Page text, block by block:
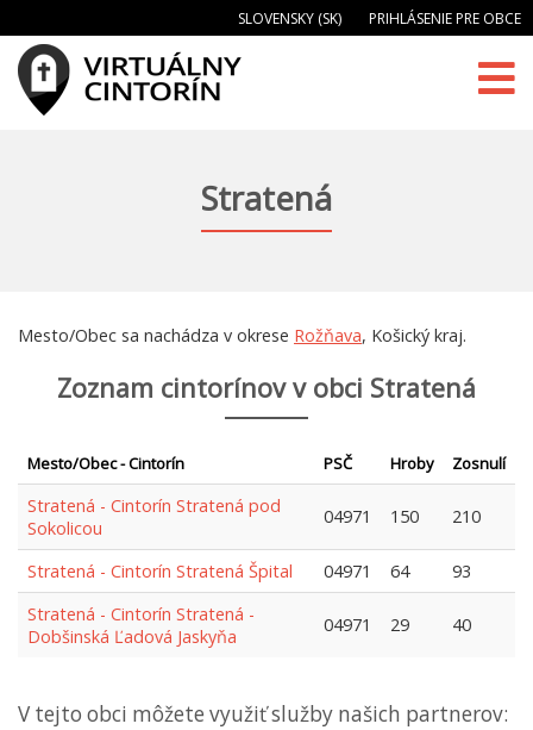
SLOVENSKY (SK) PRIHLÁSENIE PRE OBCE
Stratená
Mesto/Obec sa nachádza v okrese Rožňava, Košický kraj.
Zoznam cintorínov v obci Stratená
Mesto/Obec - Cintorín PSČ Hroby Zosnulí
Stratená - Cintorín Stratená pod
Sokolicou
04971 150 210
Stratená - Cintorín Stratená Špital 04971 64
93
Stratená - Cintorín Stratená -
Dobšinská Ľadová Jaskyňa
04971 29 40
V tejto obci môžete využiť služby našich partnerov: